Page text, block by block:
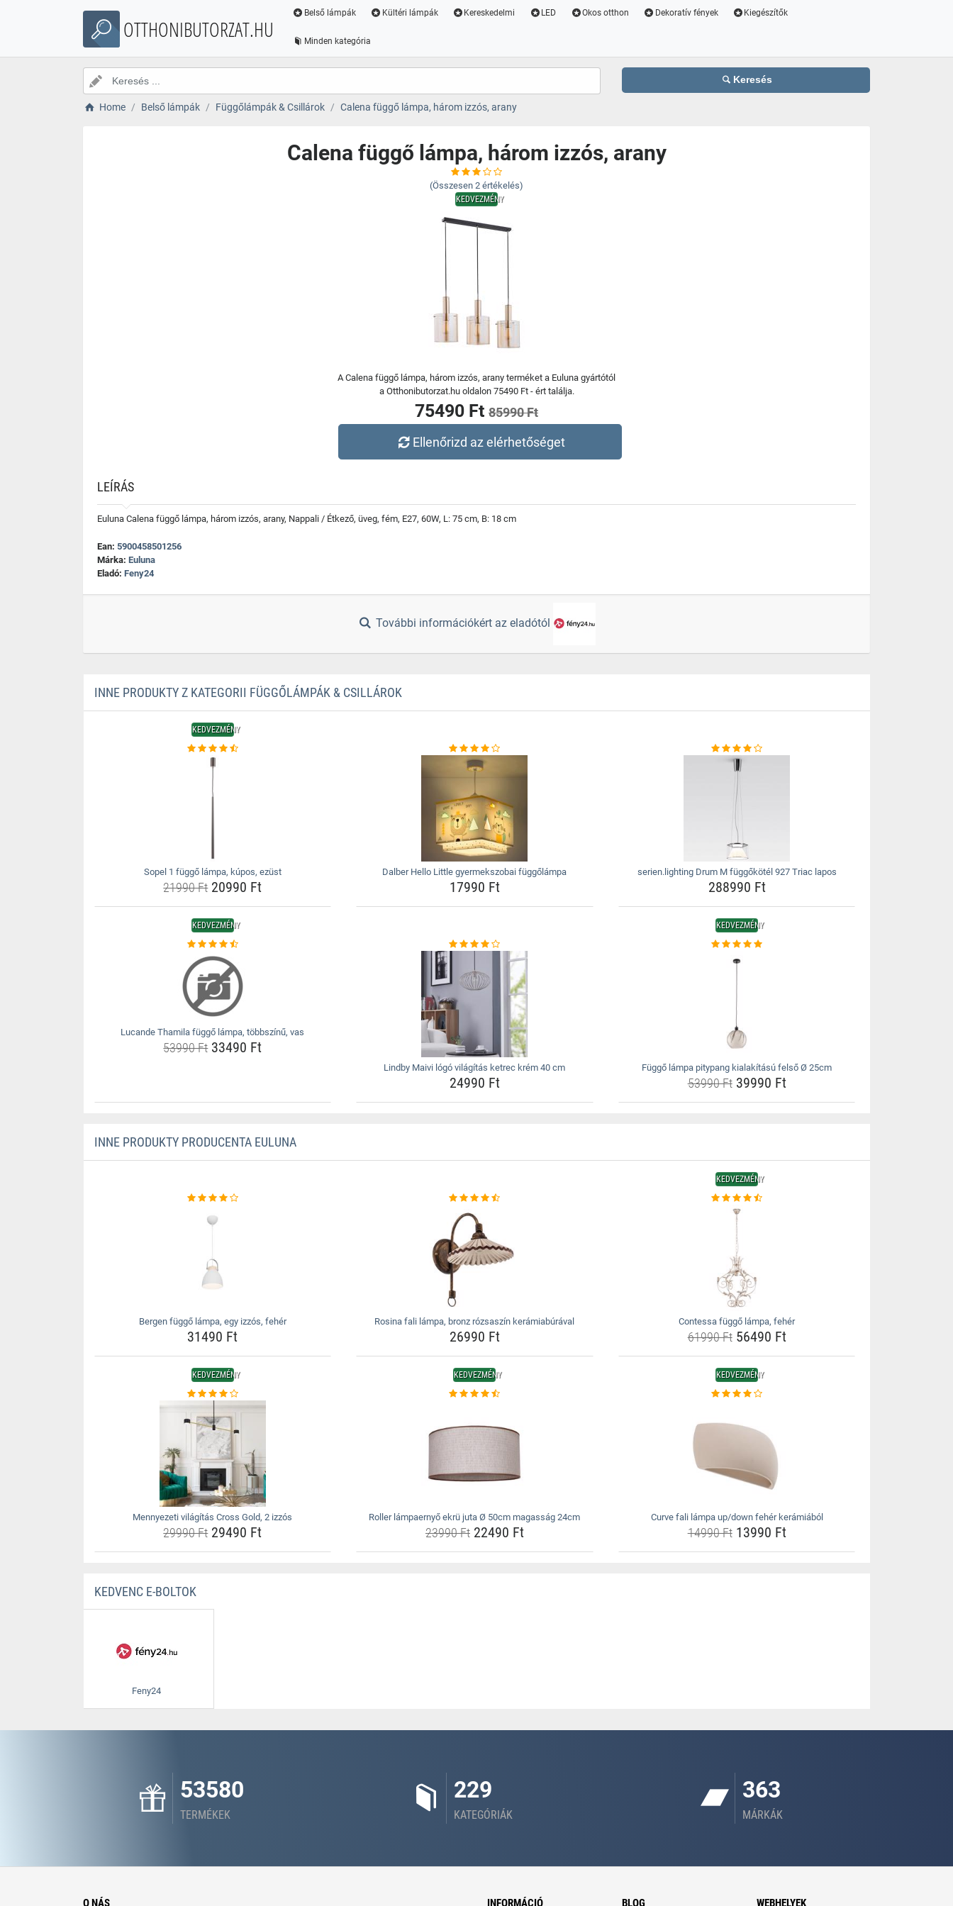
OTTHONIBUTORZAT.HU
Belső lámpák Kültéri lámpák Kereskedelmi LED Okos otthon Dekoratív fények Kiegészítők
Minden kategória
Keresés
Home Belső lámpák Függőlámpák & Csillárok Calena függő lámpa, három izzós, arany
Calena függő lámpa, három izzós, arany
(Összesen 2 értékelés)
KEDVEZMÉNY
A Calena függő lámpa, három izzós, arany terméket a Euluna gyártótól
a Otthonibutorzat.hu oldalon 75490 Ft - ért találja.
75490 Ft 85990 Ft
Ellenőrizd az elérhetőséget
LEÍRÁS
Euluna Calena függő lámpa, három izzós, arany, Nappali / Étkező, üveg, fém, E27, 60W, L: 75 cm, B: 18 cm
Ean: 5900458501256
Márka: Euluna
Eladó: Feny24
További információkért az eladótól
INNE PRODUKTY Z KATEGORII FÜGGŐLÁMPÁK & CSILLÁROK
KEDVEZMÉNY
Sopel 1 függő lámpa, kúpos, ezüst
21990 Ft20990 Ft
Dalber Hello Little gyermekszobai függőlámpa
17990 Ft
serien.lighting Drum M függőkötél 927 Triac lapos
288990 Ft
KEDVEZMÉNY
Lucande Thamila függő lámpa, többszínű, vas
53990 Ft33490 Ft
Lindby Maivi lógó világítás ketrec krém 40 cm
24990 Ft
KEDVEZMÉNY
Függő lámpa pitypang kialakítású felső Ø 25cm
53990 Ft39990 Ft
INNE PRODUKTY PRODUCENTA EULUNA
Bergen függő lámpa, egy izzós, fehér
31490 Ft
Rosina fali lámpa, bronz rózsaszín kerámiabúrával
26990 Ft
KEDVEZMÉNY
Contessa függő lámpa, fehér
61990 Ft56490 Ft
KEDVEZMÉNY
Mennyezeti világítás Cross Gold, 2 izzós
29990 Ft29490 Ft
KEDVEZMÉNY
Roller lámpaernyő ekrü juta Ø 50cm magasság 24cm
23990 Ft22490 Ft
KEDVEZMÉNY
Curve fali lámpa up/down fehér kerámiából
14990 Ft13990 Ft
KEDVENC E-BOLTOK
Feny24
53580
TERMÉKEK
229
KATEGÓRIÁK
363
MÁRKÁK
O NÁS INFORMÁCIÓ BLOG WEBHELYEK